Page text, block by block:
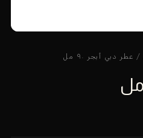
/ عطر دبي أبجر ٩٠ مل